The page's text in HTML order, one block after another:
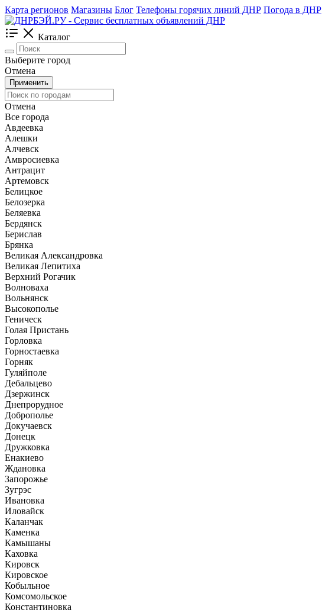
Карта регионов Магазины Блог Телефоны горячих линий ДНР Погода в ДНР
Каталог
Выберите город
Отмена
Применить
Отмена
Все города
Авдеевка
Алешки
Алчевск
Амвросиевка
Антрацит
Артемовск
Белицкое
Белозерка
Беляевка
Бердянск
Берислав
Брянка
Великая Александровка
Великая Лепитиха
Верхний Рогачик
Волноваха
Вольнянск
Высокополье
Геническ
Голая Пристань
Горловка
Горностаевка
Горняк
Гуляйполе
Дебальцево
Дзержинск
Днепрорудное
Доброполье
Докучаевск
Донецк
Дружковка
Енакиево
Ждановка
Запорожье
Зугрэс
Ивановка
Иловайск
Каланчак
Каменка
Камышаны
Каховка
Кировск
Кировское
Кобыльное
Комсомольское
Константиновка